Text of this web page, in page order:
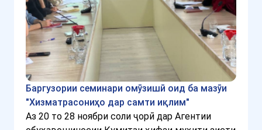
Баргузории семинари омӯзишӣ оид ба мазӯи
"Хизматрасониҳо дар самти иқлим"
Аз 20 то 28 ноябри соли ҷорӣ дар Агентии